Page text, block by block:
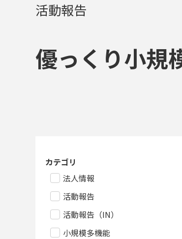
活動報告
優っくり小規
カテゴリ
法人情報
活動報告
活動報告（IN）
小規模多機能